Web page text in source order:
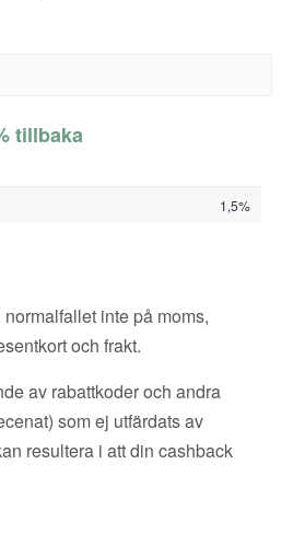
tillbaka
1,5%
inte på moms,
och frakt.
av rabattkoder och andra
som ej utfärdats av
resultera i att din cashback